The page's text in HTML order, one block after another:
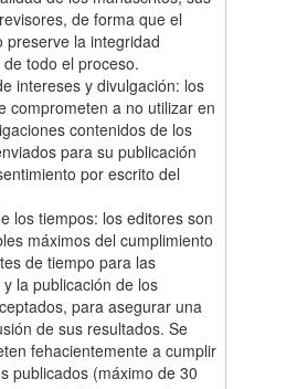
de forma que el
preserve la integridad
todo el proceso.
intereses y divulgación: los
comprometen a no utilizar en
contenidos de los
para su publicación
por escrito del
los tiempos: los editores son
máximos del cumplimiento
de tiempo para las
la publicación de los
para asegurar una
de sus resultados. Se
fehacientemente a cumplir
publicados (máximo de 30